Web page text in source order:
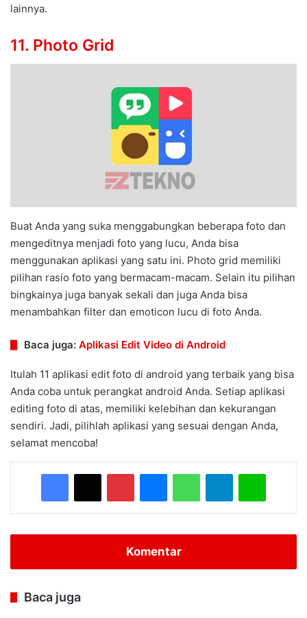
lainnya.
11. Photo Grid
Buat Anda yang suka menggabungkan beberapa foto dan
mengeditnya menjadi foto yang lucu, Anda bisa
menggunakan aplikasi yang satu ini. Photo grid memiliki
pilihan rasio foto yang bermacam-macam. Selain itu pilihan
bingkainya juga banyak sekali dan juga Anda bisa
menambahkan filter dan emoticon lucu di foto Anda.
Baca juga: Aplikasi Edit Video di Android
Itulah 11 aplikasi edit foto di android yang terbaik yang bisa
Anda coba untuk perangkat android Anda. Setiap aplikasi
editing foto di atas, memiliki kelebihan dan kekurangan
sendiri. Jadi, pilihlah aplikasi yang sesuai dengan Anda,
selamat mencoba!
Facebook
X PinterestMessengerWhatsAppTelegramLine
Komentar
Baca juga